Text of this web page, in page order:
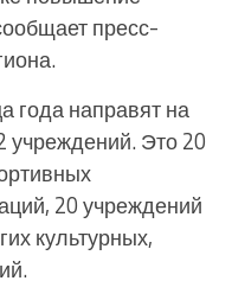
пресс-
года направят на
учреждений. Это 20
20 учреждений
культурных,